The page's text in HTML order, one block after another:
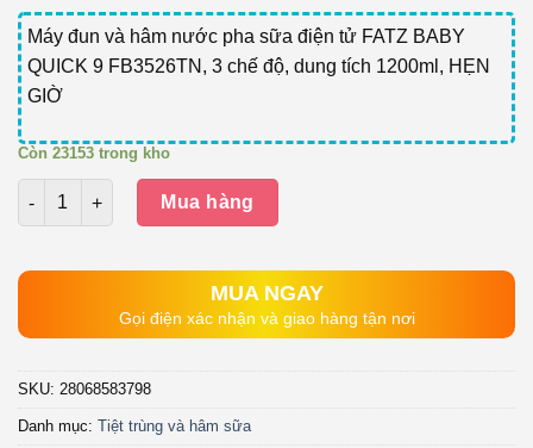
Máy đun và hâm nước pha sữa điện tử FATZ BABY
QUICK 9 FB3526TN, 3 chế độ, dung tích 1200ml, HẸN
GIỜ
Còn 23153 trong kho
Số lượng
Mua hàng
MUA NGAY
Gọi điện xác nhận và giao hàng tận nơi
SKU: 28068583798
Danh mục: Tiệt trùng và hâm sữa